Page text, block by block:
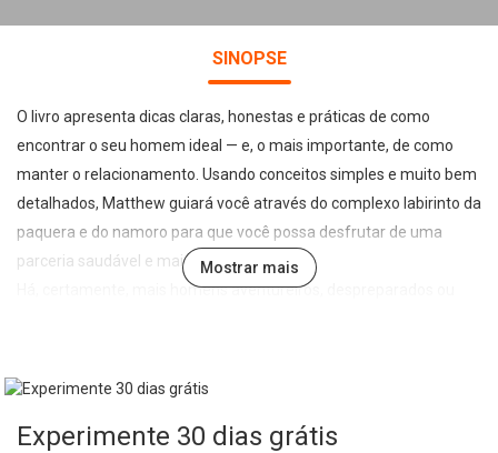
SINOPSE
O livro apresenta dicas claras, honestas e práticas de como
encontrar o seu homem ideal — e, o mais importante, de como
manter o relacionamento. Usando conceitos simples e muito bem
detalhados, Matthew guiará você através do complexo labirinto da
paquera e do namoro para que você possa desfrutar de uma
parceria saudável e mais feliz.
Há, certamente, mais homens aventureiros, despreparados ou
escapar de suas mãos ou perder tempo em relacionamentos sem
envolver com um cara errado?
Mostrar mais
Experimente 30 dias grátis